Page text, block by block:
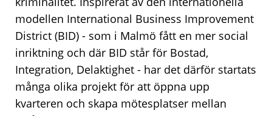
modellen International Business Improvement
District (BID) - som i Malmö fått en mer social
inriktning och där BID står för Bostad,
Integration, Delaktighet - har det därför startats
många olika projekt för att öppna upp
kvarteren och skapa mötesplatser mellan